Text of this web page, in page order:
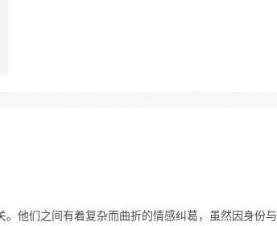
他们之间有着复杂而曲折的情感纠葛，虽然因身份与